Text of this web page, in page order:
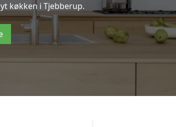
køkken i Tjebberup.